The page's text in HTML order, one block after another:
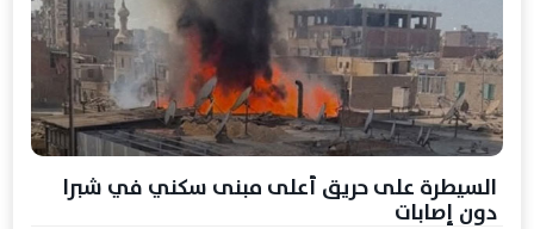
السيطرة على حريق أعلى مبنى سكني في شبرا
دون إصابات